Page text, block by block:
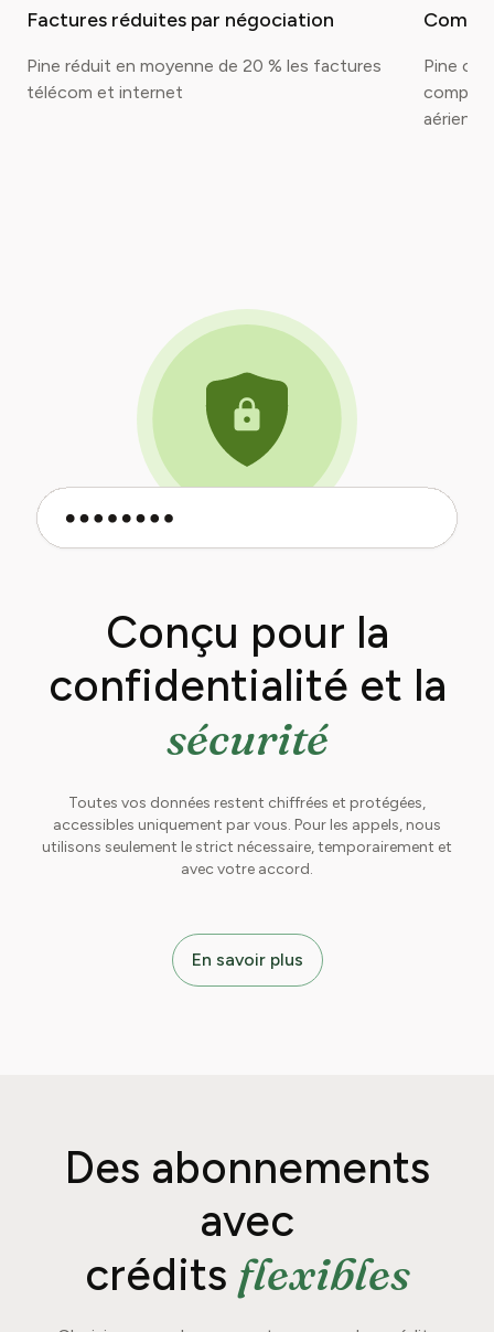
Factures réduites par négociation
Pine réduit en moyenne de 20 % les factures
télécom et internet
Pine
Conçu pour la
confidentialité et la
sécurité
Toutes vos données restent chiffrées et protégées,
accessibles uniquement par vous. Pour les appels, nous
utilisons seulement le strict nécessaire, temporairement et
avec votre accord.
En savoir plus
Des abonnements
avec
crédits flexibles